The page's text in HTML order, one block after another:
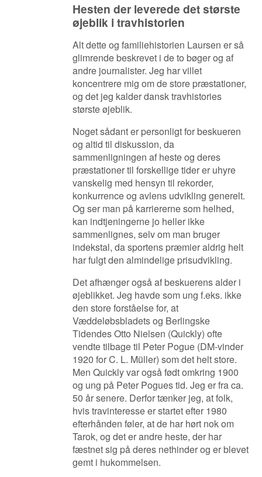
Hesten der leverede det største
øjeblik i travhistorien
Alt dette og familiehistorien Laursen er så
glimrende beskrevet i de to bøger og af
andre journalister. Jeg har villet
koncentrere mig om de store præstationer,
og det jeg kalder dansk travhistories
største øjeblik.
Noget sådant er personligt for beskueren
og altid til diskussion, da
sammenligningen af heste og deres
præstationer til forskellige tider er uhyre
vanskelig med hensyn til rekorder,
konkurrence og avlens udvikling generelt.
Og ser man på karriererne som helhed,
kan indtjeningerne jo heller ikke
sammenlignes, selv om man bruger
indekstal, da sportens præmier aldrig helt
har fulgt den almindelige prisudvikling.
Det afhænger også af beskuerens alder i
øjeblikket. Jeg havde som ung f.eks. ikke
den store forståelse for, at
Væddeløbsbladets og Berlingske
Tidendes Otto Nielsen (Quickly) ofte
vendte tilbage til Peter Pogue (DM-vinder
1920 for C. L. Müller) som det helt store.
Men Quickly var også født omkring 1900
og ung på Peter Pogues tid. Jeg er fra ca.
50 år senere. Derfor tænker jeg, at folk,
hvis travinteresse er startet efter 1980
efterhånden føler, at de har hørt nok om
Tarok, og det er andre heste, der har
fæstnet sig på deres nethinder og er blevet
gemt i hukommelsen.